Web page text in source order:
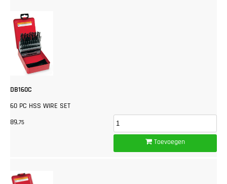
DB160C
60 PC HSS WIRE SET
89,75
Toevoegen